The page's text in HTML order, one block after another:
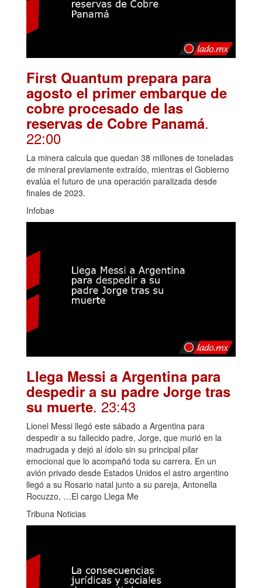
First Quantum prepara para
agosto el primer embarque de
cobre procesado de las
reservas de Cobre Panamá.
22:00
La minera calcula que quedan 38 millones de toneladas
de mineral previamente extraído, mientras el Gobierno
evalúa el futuro de una operación paralizada desde
finales de 2023.
Infobae
Llega Messi a Argentina para
despedir a su padre Jorge tras
su muerte. 23:43
Lionel Messi llegó este sábado a Argentina para
despedir a su fallecido padre, Jorge, que murió en la
madrugada y dejó al ídolo sin su principal pilar
emocional que lo acompañó toda su carrera. En un
avión privado desde Estados Unidos el astro argentino
llegó a su Rosario natal junto a su pareja, Antonella
Rocuzzo, …El cargo Llega Me
Tribuna Noticias